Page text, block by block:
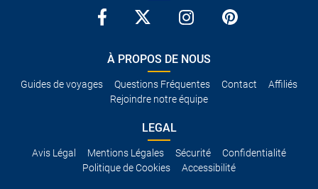
À PROPOS DE NOUS
Guides de voyages Questions Fréquentes Contact
Affiliés
Rejoindre notre équipe
LEGAL
Avis Légal Mentions Légales Sécurité
Confidentialité
Politique de Cookies
Accessibilité